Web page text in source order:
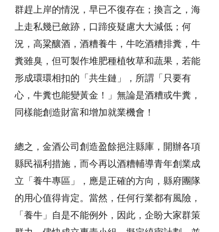
群趕上岸的情況，早已不復存在；換言之，海
上走私幾已斂跡，口蹄疫疑慮大大減低；何
況，高粱釀酒，酒糟養牛，牛吃酒糟排糞，牛
糞雖臭，但可製作堆肥種植牧草和蔬果，若能
形成環環相扣的「共生鏈」，所謂「只要有
心，牛糞也能變黃金！」無論是酒糟或牛糞，
同樣能創造財富和增加就業機會！
總之，金酒公司創造盈餘挹注縣庫，開辦各項
縣民福利措施，而今再以酒糟輔導青年創業成
立「養牛專區」，應是正確的方向，縣府團隊
的用心值得肯定。當然，任何行業都有風險，
「養牛」自是不能例外，因此，企盼大家群策